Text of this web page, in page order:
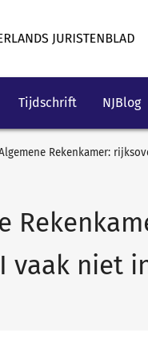
Tijdschrift NJBlog
Rekenkamer:
vaak niet